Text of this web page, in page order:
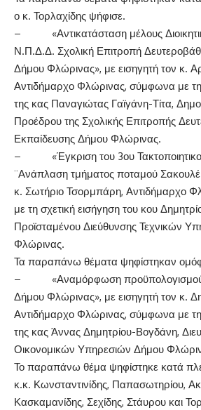
ο κ. Τορλαχίδης ψήφισε.
– «Αντικατάσταση μέλους
Ν.Π.Δ.Δ. Σχολική Επιτροπή
Δήμου Φλώρινας», με εισηγητή τον κ.
Αντιδήμαρχο Φλώρινας, σύμφωνα με τη
της κας Παναγιώτας Γαϊγάνη-Τίτα,
Προέδρου της Σχολικής Επιτροπής
Εκπαίδευσης Δήμου Φλώρινας.
– «Έγκριση του 3ου
¨Ανάπλαση τμήματος ποταμού
κ. Σωτήριο Τσορμπάρη, Αντιδήμαρχο
με τη σχετική εισήγηση του κου
Προϊσταμένου Διεύθυνσης Τεχνικών
Φλώρινας.
Τα παραπάνω θέματα ψηφίστηκαν
– «Αναμόρφωση προϋπολογισμού
Δήμου Φλώρινας», με εισηγητή τον κ.
Αντιδήμαρχο Φλώρινας, σύμφωνα με τη
της κας Άννας Δημητρίου-Βογδάνη,
Οικονομικών Υπηρεσιών Δήμου
Το παραπάνω θέμα ψηφίστηκε κατά
κ.κ. Κωνσταντινίδης, Παπασωτηρίου,
Κασκαμανίδης, Σεχίδης, Στάυρου και